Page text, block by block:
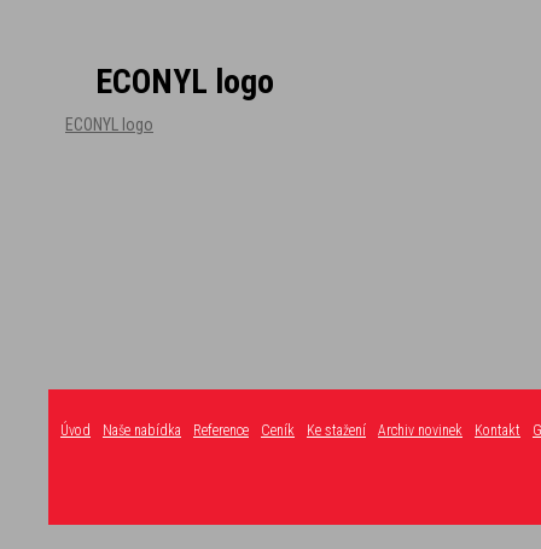
ECONYL logo
ECONYL logo
Úvod Naše nabídka Reference Ceník Ke stažení Archiv novinek Kontakt